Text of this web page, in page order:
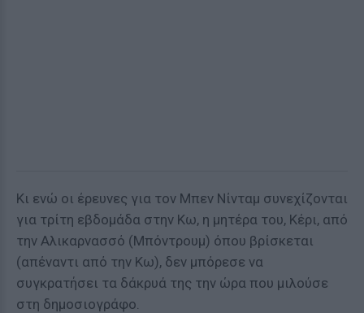
Κι ενώ οι έρευνες για τον Μπεν Νίνταμ συνεχίζονται
για τρίτη εβδομάδα στην Κω, η μητέρα του, Κέρι, από
την Αλικαρνασσό (Μπόντρουμ) όπου βρίσκεται
(απέναντι από την Κω), δεν μπόρεσε να
συγκρατήσει τα δάκρυά της την ώρα που μιλούσε
στη δημοσιογράφο.